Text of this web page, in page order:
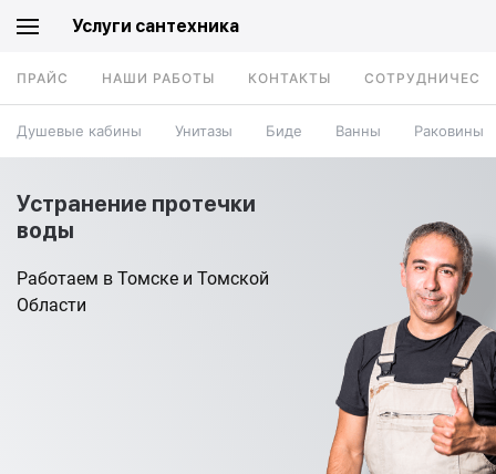
Услуги сантехника
ПРАЙС НАШИ РАБОТЫ КОНТАКТЫ
Душевые кабины Унитазы Биде Ванны Раковины
Устранение протечки
воды
Работаем в Томске и Томской
Области